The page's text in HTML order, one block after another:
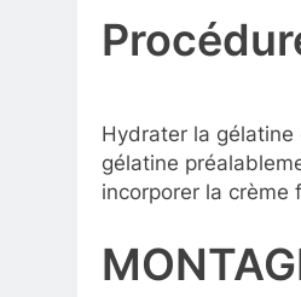
Hydrater la gélatine
gélatine
incorporer la crème